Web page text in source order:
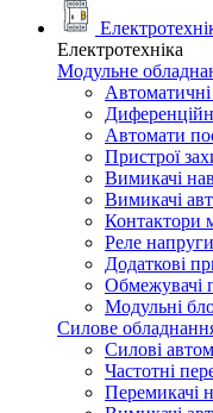
Електротехніка
Модульне
Автомати
Пристрої
Вимикачі
Вимикачі
Контактори
Реле напруги
Додаткові
Обмежувачі
Модульні
Силове
Силові
Частотні
Перемикачі